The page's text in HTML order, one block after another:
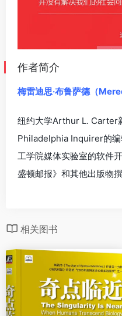
作者简介
梅雷迪思·布鲁萨德（
纽约大学Arthur L. Carter
Philadelphia Inquirer的编
工学院媒体实验室的软件
盛顿邮报》和其他出版物
相关图书